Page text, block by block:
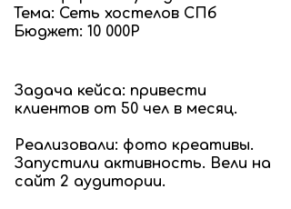
Тема: Сеть хостелов СПб
Бюджет: 10 000Р
Задача кейса: привести
клиентов от 50 чел в месяц.
Реализовали: фото креативы.
Запустили активность. Вели на
сайт 2 аудитории.